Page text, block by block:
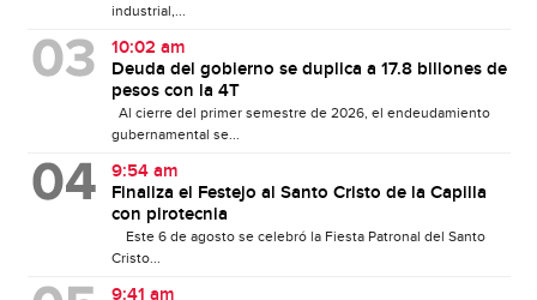
industrial,...
10:02 am
Deuda del gobierno se duplica a 17.8 billones de
pesos con la 4T
Al cierre del primer semestre de 2026, el endeudamiento
gubernamental se...
9:54 am
Finaliza el Festejo al Santo Cristo de la Capilla
con pirotecnia
Este 6 de agosto se celebró la Fiesta Patronal del Santo
Cristo...
9:41 am